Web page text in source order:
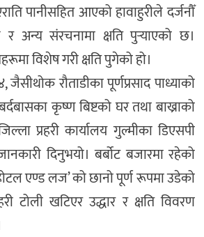
पानीसहित आएको हावाहुरीले दर्जनौँ
र अन्य संरचनामा क्षति पुर्‍याएको छ।
विशेष गरी क्षति पुगेको हो।
जैसीथोक रौताडीका पूर्णप्रसाद पाध्याको
कृष्ण बिष्टको घर तथा बाख्राको
प्रहरी कार्यालय गुल्मीका डिएसपी
दिनुभयो। बर्बोट बजारमा रहेको
एण्ड लज’ को छानो पूर्ण रूपमा उडेको
टोली खटिएर उद्धार र क्षति विवरण